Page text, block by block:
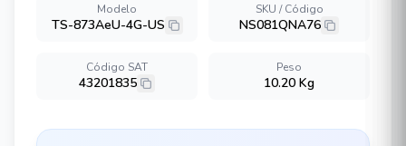
Modelo
TS-873AeU-4G-US
SKU / Código
NS081QNA76
Código SAT
43201835
Peso
10.20 Kg